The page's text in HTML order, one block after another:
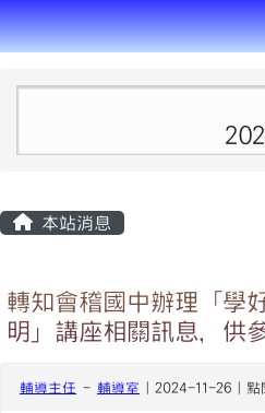
本站消息
轉知會稽國中辦理「學
明」講座相關訊息，供
輔導主任 - 輔導室 | 2024-11-26 | 點